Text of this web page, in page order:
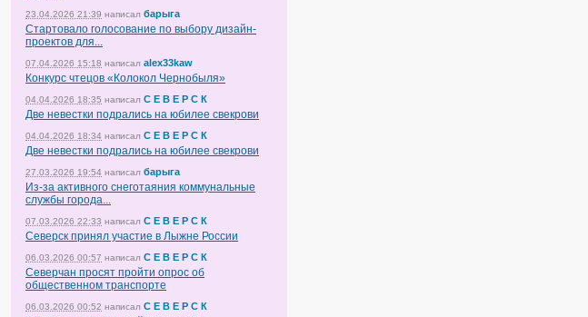
23.04.2026 21:39 написал барыга
Стартовало голосование по выбору дизайн-
проектов для...
07.04.2026 15:18 написал alex33kaw
Конкурс чтецов «Колокол Чернобыля»
04.04.2026 18:35 написал С Е В Е Р С К
Две невестки подрались на юбилее свекрови
04.04.2026 18:34 написал С Е В Е Р С К
Две невестки подрались на юбилее свекрови
27.03.2026 19:54 написал барыга
Из-за активного снеготаяния коммунальные
службы города...
07.03.2026 22:33 написал С Е В Е Р С К
Северск принял участие в Лыжне России
06.03.2026 00:57 написал С Е В Е Р С К
Северчан просят пройти опрос об
общественном транспорте
06.03.2026 00:52 написал С Е В Е Р С К